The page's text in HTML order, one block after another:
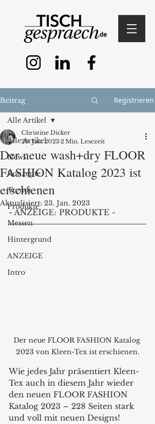
Beitrag Registrieren
Alle Artikel
News
Konzepte
Trends
Produkte
Messen
Hintergrund
ANZEIGE
Intro
Alle Artikel
Der neue wash+dry FLOOR
FASHION Katalog 2023 ist
erschienen
Christine Dicker
20. Jan. 2023 2 Min. Lesezeit
Aktualisiert: 23. Jan. 2023
- ANZEIGE: PRODUKTE -
Der neue FLOOR FASHION Katalog
2023 von Kleen-Tex ist erschienen.
Wie jedes Jahr präsentiert Kleen-
Tex auch in diesem Jahr wieder
den neuen FLOOR FASHION
Katalog 2023 – 228 Seiten stark
und voll mit neuen Designs!